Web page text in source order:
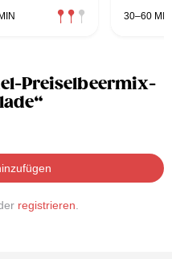
30–60 MIN
Preiselbeermix-
registrieren